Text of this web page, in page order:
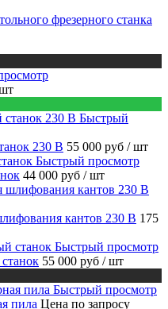
фрезерного станка
Быстрый
230 В 55 000 руб / шт
Быстрый просмотр
44 000 руб / шт
кантов 230 В 175
Быстрый просмотр
55 000 руб / шт
Быстрый просмотр
пила Цена по запросу